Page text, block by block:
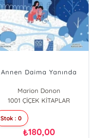
Annen Daima Yanında
Marion Donon
1001 ÇİÇEK KİTAPLAR
Stok : 0
₺180,00